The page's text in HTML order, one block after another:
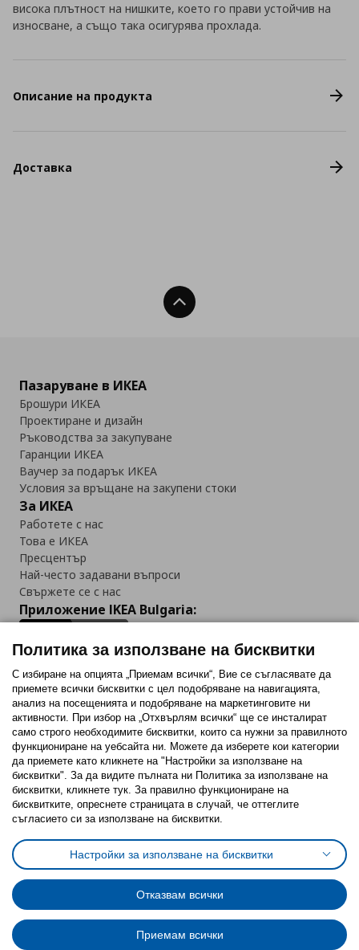
висока плътност на нишките, което го прави устойчив на
износване, а също така осигурява прохлада.
Описание на продукта
Доставка
Нагоре
Пазаруване в ИКЕА
Брошури ИКЕА
Проектиране и дизайн
Ръководства за закупуване
Гаранции ИКЕА
Ваучер за подарък ИКЕА
Условия за връщане на закупени стоки
За ИКЕА
Работете с нас
Това е ИКЕА
Пресцентър
Най-често задавани въпроси
Свържете се с нас
Приложение IKEA Bulgaria:
Последвайте ни:
FacebookTwitterYoutubePinterestInstagram
Политика за използване на бисквитки (Cookies)
Избор на настройки за използване на бисквитки
Условия за ползване на ikea.bgОбща политика за личните данни
Политика за защита на личните данни на ikea.bg
Общи условия на програма IKEA Family
Политика за защита на лични данни на програма IKEA Family
Политика за използване на бисквитки
С избиране на опцията „Приемам всички“, Вие се съгласявате да
приемете всички бисквитки с цел подобряване на навигацията,
анализ на посещенията и подобряване на маркетинговите ни
активности. При избор на „Отхвърлям всички“ ще се инсталират
само строго необходимитe бисквитки, които са нужни за правилното
функциониране на уебсайта ни. Можете да изберете кои категории
да приемете като кликнете на "Настройки за използване на
бисквитки". За да видите пълната ни Политика за използване на
бисквитки, кликнете тук. За правилно функциониране на
бисквитките, опреснете страницата в случай, че оттеглите
съгласието си за използване на бисквитки.
Настройки за използване на бисквитки
Отказвам всички
Приемам всички